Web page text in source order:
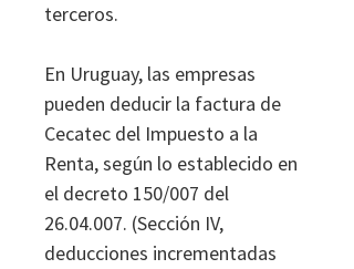
terceros.
En Uruguay, las empresas
pueden deducir la factura de
Cecatec del Impuesto a la
Renta, según lo establecido en
el decreto 150/007 del
26.04.007. (Sección IV,
deducciones incrementadas